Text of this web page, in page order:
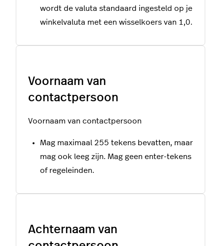
wordt de valuta standaard ingesteld op je
winkelvaluta met een wisselkoers van 1,0.
Voornaam van
contactpersoon
Voornaam van contactpersoon
Mag maximaal 255 tekens bevatten, maar
mag ook leeg zijn. Mag geen enter-tekens
of regeleinden.
Achternaam van